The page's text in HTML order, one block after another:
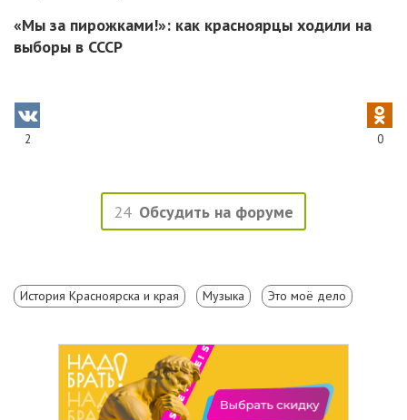
«Мы за пирожками!»: как красноярцы ходили на
выборы в СССР
2 0
24 Обсудить на форуме
История Красноярска и края Музыка Это моё дело